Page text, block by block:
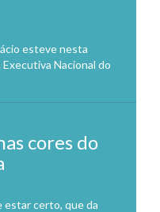
esteve nesta
Nacional do
cores do
estar certo, que da